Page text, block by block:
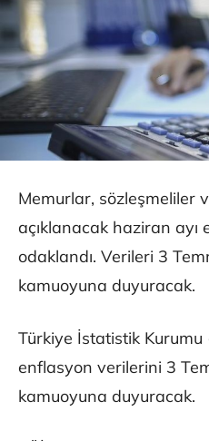
Memurlar, sözleşmeliler
açıklanacak haziran ayı
odaklandı. Verileri 3
kamuoyuna duyuracak.
Türkiye İstatistik Kurumu
enflasyon verilerini 3
kamuoyuna duyuracak.